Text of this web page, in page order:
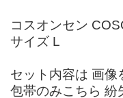
コスオンセン
サイズ L
セット内容は 画像
包帯のみこちら 紛